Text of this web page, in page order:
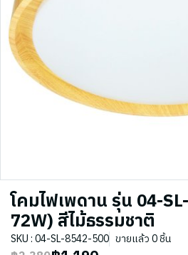
โคมไฟเพดาน รุ่น 04-
72W) สีไม้ธรรมชาติ
SKU : 04-SL-8542-500 ขายแล้ว 0 ชิ้น